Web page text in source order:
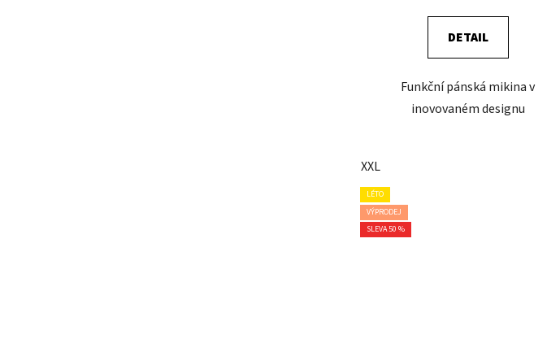
DETAIL
Funkční pánská mikina v
inovovaném designu
XXL
LÉTO
VÝPRODEJ
SLEVA 50 %